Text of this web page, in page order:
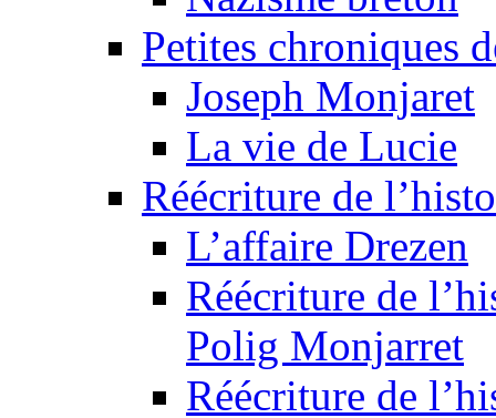
Petites chroniques
Joseph Monjaret
La vie de Lucie
Réécriture de
L’affaire Drezen
Réécriture de
Polig Monjarret
Réécriture de